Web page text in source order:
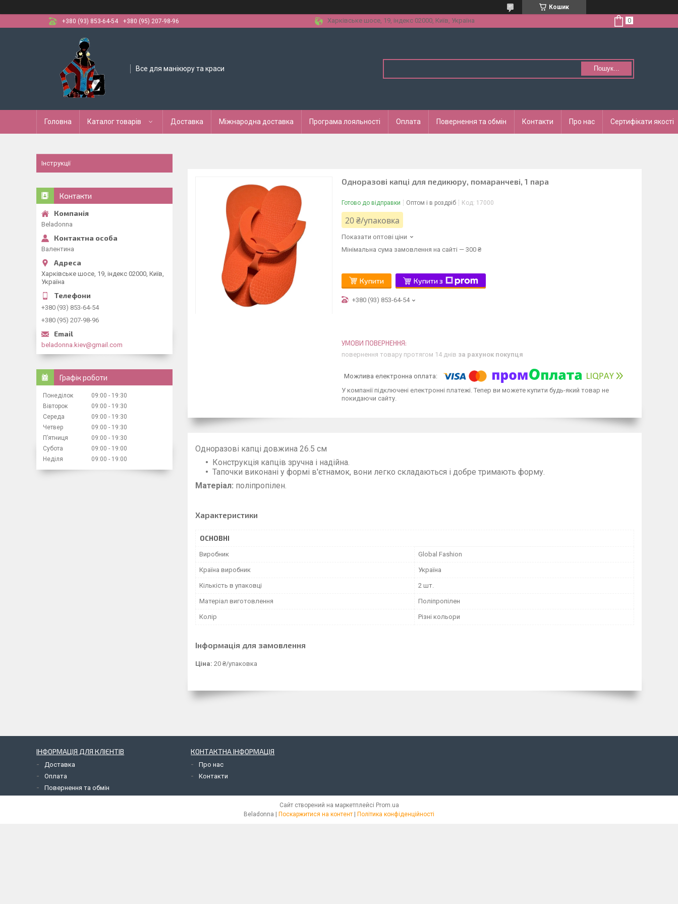
Кошик
+380 (93) 853-64-54
+380 (95) 207-98-96 Харківське шосе, 19, індекс 02000, Київ, Україна
Все для манікюру та краси Пошук...
Головна Каталог товарів Доставка Міжнародна доставка Програма лояльності Оплата Повернення та обмін Контакти Про нас Сертифікати якості
Одноразові капці для педикюру, помаранчеві, 1 пара
Готово до відправки Оптом і в роздріб Код: 17000
20 ₴/упаковка
Показати оптові ціни
Мінімальна сума замовлення на сайті — 300 ₴
Купити Купити з
+380 (93) 853-64-54
повернення товару протягом 14 днів за рахунок покупця
У компанії підключені електронні платежі. Тепер ви можете купити будь-який товар не
покидаючи сайту.
Одноразові капці довжина 26.5 см
Конструкція капців зручна і надійна.
Тапочки виконані у формі в'єтнамок, вони легко складаються і добре тримають форму.
Матеріал: поліпропілен.
Характеристики
ОСНОВНІ
Виробник Global Fashion
Країна виробник Україна
Кількість в упаковці 2 шт.
Матеріал виготовлення Поліпропілен
Колір Різні кольори
Інформація для замовлення
Ціна: 20 ₴/упаковка
Інструкції
Контакти
Beladonna
Валентина
Харківське шосе, 19, індекс 02000, Київ,
Україна
+380 (93) 853-64-54
+380 (95) 207-98-96
beladonna.kiev@gmail.com
Графік роботи
Понеділок 09:00
19:30
Вівторок
09:00
19:30
Середа
09:00
19:30
Четвер
09:00
19:30
Пʼятниця
09:00
19:30
Субота
09:00
19:00
Неділя
09:00 19:00
ІНФОРМАЦІЯ ДЛЯ КЛІЄНТІВ
Доставка
Оплата
Повернення та обмін
КОНТАКТНА ІНФОРМАЦІЯ
Про нас
Контакти
Сайт створений на маркетплейсі Prom.ua
Beladonna | Поскаржитися на контент | Політика конфіденційності